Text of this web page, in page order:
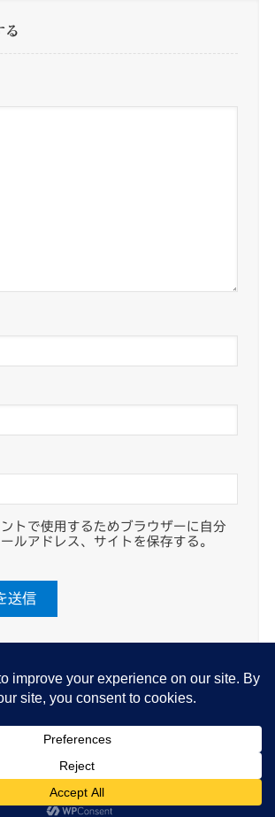
る
トで使用するためブラウザーに自分
ルアドレス、サイトを保存する。
プライバシーポリシー
ぺブログ もっと豊かに 旅と生活.